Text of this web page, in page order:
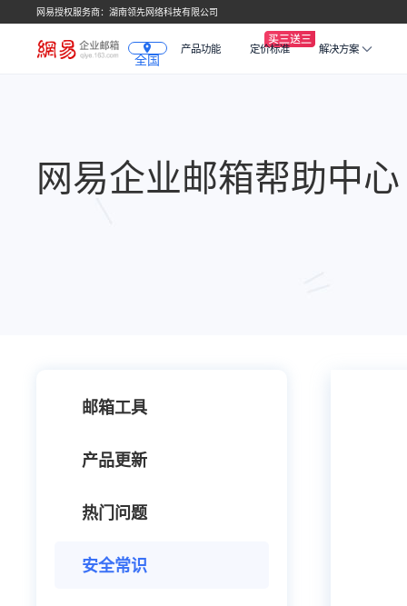
网易授权服务商：湖南领先网络科技有限公司
全国
产品功能 定价标准 解决方案
网易企业邮箱帮助中心
邮箱工具
产品更新
热门问题
安全常识